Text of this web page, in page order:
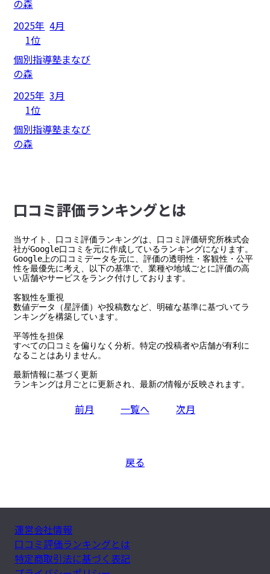
の森
2025年 4月
1位
個別指導塾まなび
の森
2025年 3月
1位
個別指導塾まなび
の森
⼝コミ評価ランキングとは
当サイト、口コミ評価ランキングは、口コミ評価研究所株式会
社がGoogle口コミを元に作成しているランキングになります。
Google上の口コミデータを元に、評価の透明性・客観性・公平
性を最優先に考え、以下の基準で、業種や地域ごとに評価の高
い店舗やサービスをランク付けしております。
客観性を重視
数値データ（星評価）や投稿数など、明確な基準に基づいてラ
ンキングを構築しています。
平等性を担保
すべての口コミを偏りなく分析。特定の投稿者や店舗が有利に
なることはありません。
最新情報に基づく更新
ランキングは月ごとに更新され、最新の情報が反映されます。
前月 一覧へ 次月
戻る
運営会社情報
口コミ評価ランキングとは
特定商取引法に基づく表記